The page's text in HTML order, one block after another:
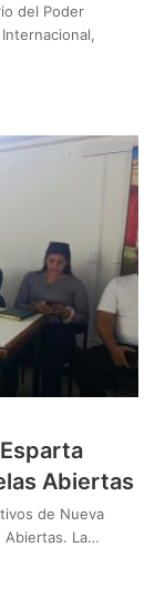
del Poder
Abiertas
de Nueva
Abiertas. La…